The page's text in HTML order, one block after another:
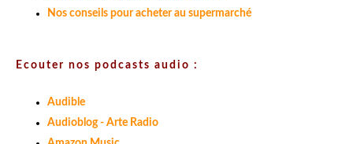
Nos conseils pour acheter au supermarché
Ecouter nos podcasts audio :
Audible
Audioblog - Arte Radio